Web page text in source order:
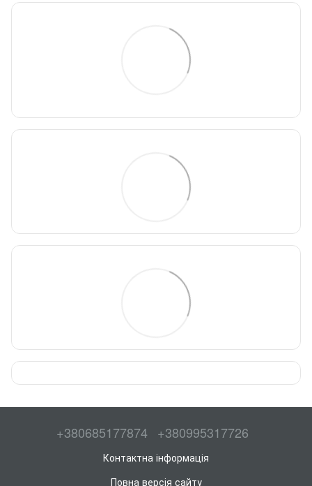
+380685177874 +380995317726
Контактна інформація
Повна версія сайту